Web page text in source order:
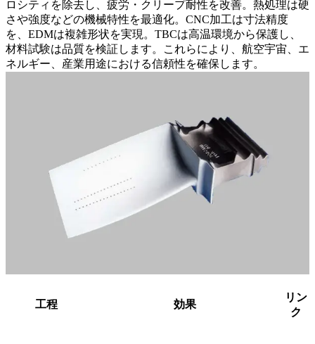
ロシティを除去し、疲労・クリープ耐性を改善。熱処理は硬
さや強度などの機械特性を最適化。CNC加工は寸法精度
を、EDMは複雑形状を実現。TBCは高温環境から保護し、
材料試験は品質を検証します。これらにより、航空宇宙、エ
ネルギー、産業用途における信頼性を確保します。
工程 効果
リン
ク